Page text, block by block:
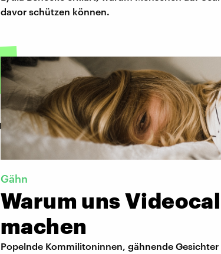
davor schützen können.
Gähn
Warum uns
machen
Popelnde Kommilitoninnen, gähnende